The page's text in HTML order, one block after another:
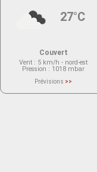
27°C
Couvert
Vent : 5 km/h - nord-est
Pression : 1018 mbar
Prévisions >>
actuellement aucune prévision